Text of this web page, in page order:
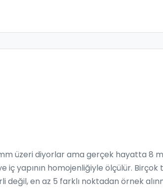
mm üzeri diyorlar ama gerçek hayatta 8
iç yapının homojenliğiyle ölçülür. Birçok
değil, en az 5 farklı noktadan örnek